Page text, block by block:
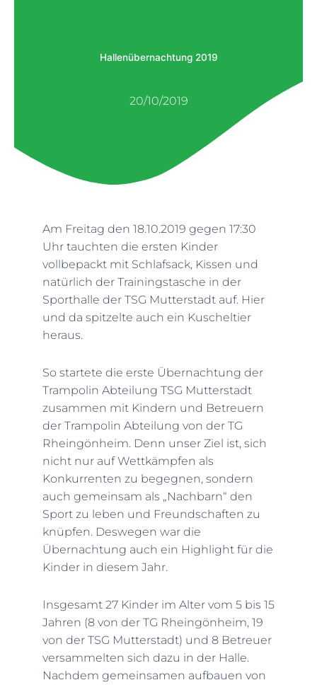
Hallenübernachtung 2019
20/10/2019
Am Freitag den 18.10.2019 gegen 17:30
Uhr tauchten die ersten Kinder
vollbepackt mit Schlafsack, Kissen und
natürlich der Trainingstasche in der
Sporthalle der TSG Mutterstadt auf. Hier
und da spitzelte auch ein Kuscheltier
heraus.
So startete die erste Übernachtung der
Trampolin Abteilung TSG Mutterstadt
zusammen mit Kindern und Betreuern
der Trampolin Abteilung von der TG
Rheingönheim. Denn unser Ziel ist, sich
nicht nur auf Wettkämpfen als
Konkurrenten zu begegnen, sondern
auch gemeinsam als „Nachbarn“ den
Sport zu leben und Freundschaften zu
knüpfen. Deswegen war die
Übernachtung auch ein Highlight für die
Kinder in diesem Jahr.
Insgesamt 27 Kinder im Alter vom 5 bis 15
Jahren (8 von der TG Rheingönheim, 19
von der TSG Mutterstadt) und 8 Betreuer
versammelten sich dazu in der Halle.
Nachdem gemeinsamen aufbauen von